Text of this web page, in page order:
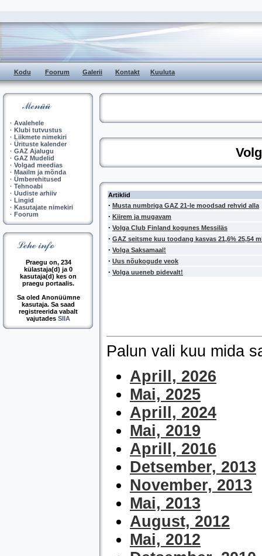
Kodu Foorum Galerii Kontakt Kuuluta
· Avalehele
· Klubi tutvustus
· Liikmete nimekiri
· Ürituste kalender
· GAZ Ajalugu
· GAZ Mudelid
· Volgad meedias
· Maailm ja mõnda
· Ümberehitused
· Tehnoabi
· Uudiste arhiiv
· Lingid
· Kasutajate nimekiri
· Foorum
Praegu on, 234
külastaja(d) ja 0
kasutaja(d) kes on
praegu portaalis.
Sa oled Anonüümne
kasutaja. Sa saad
registreerida vabalt
vajutades SIIA
Artiklid
· Musta numbriga GAZ 21-le moodsad rehvid alla
· Kiirem ja mugavam
· Volga Club Finland kogunes Messiläs
· GAZ seitsme kuu toodang kasvas 21,6% 25,54
· Volga Saksamaal!
· Uus nõukogude veok
· Volga uueneb pidevalt!
Palun vali kuu mida
Aprill, 2026
Mai, 2025
Aprill, 2024
Mai, 2019
Aprill, 2016
Detsember, 2013
November, 2013
Mai, 2013
August, 2012
Mai, 2012